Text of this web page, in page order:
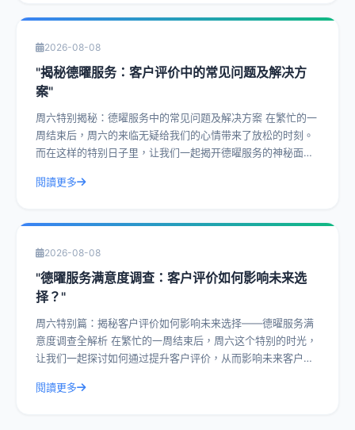
2026-08-08
"揭秘德曜服务：客户评价中的常见问题及解决方
案"
周六特别揭秘：德曜服务中的常见问题及解决方案 在繁忙的一
周结束后，周六的来临无疑给我们的心情带来了放松的时刻。
而在这样的特别日子里，让我们一起揭开德曜服务的神秘面
閱讀更多
2026-08-08
"德曜服务满意度调查：客户评价如何影响未来选
择？"
周六特别篇：揭秘客户评价如何影响未来选择——德曜服务满
意度调查全解析 在繁忙的一周结束后，周六这个特别的时光，
让我们一起探讨如何通过提升客户评价，从而影响未来客户的
閱讀更多